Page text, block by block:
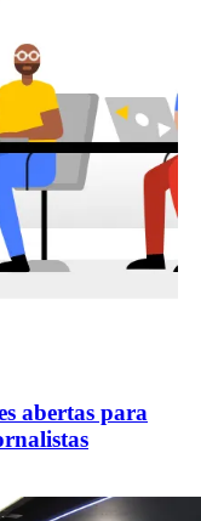
abertas para